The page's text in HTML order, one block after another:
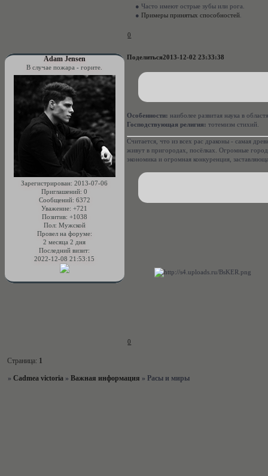
● Часто имеют острые зубы или рога.
● Примеры принятых способностей
0
Поделиться2013-12-02 23:33:38
Adam Jensen
В случае пожара - горите.
Зарегистрирован: 2013-07-06
Приглашений: 0
Сообщений: 6372
Уважение: +721
Позитив: +1038
Пол: Мужской
Провел на форуме:
2 месяца 2 дня
Последний визит:
2022-12-08 21:53:15
Особенности: наиболее развитая наука в
Господствующая религия: тотемизм стихий.
Считается, что из всех рас драконы - самая
живут в пригородах, посёлках. Огромные
экономика и огромная конкуренция,
0
Страница: 1
» Cadmea victoria » Важная информация » Расы и миры